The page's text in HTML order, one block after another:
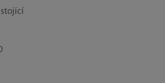
stojící